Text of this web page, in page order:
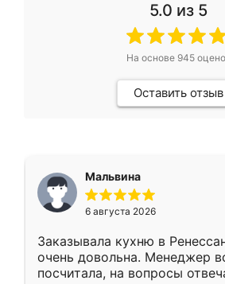
5.0 из 5
На основе 945
Оставить отзыв
Мальвина
6 августа 2026
Заказывала кухню в
очень довольна. Менеджер
посчитала, на вопросы